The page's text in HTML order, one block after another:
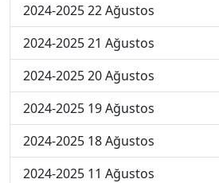
2024-2025 22 Ağustos
2024-2025 21 Ağustos
2024-2025 20 Ağustos
2024-2025 19 Ağustos
2024-2025 18 Ağustos
2024-2025 11 Ağustos